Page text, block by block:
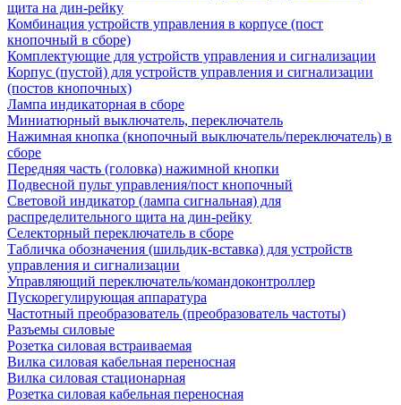
щита на дин-рейку
Комбинация устройств управления в корпусе (пост
кнопочный в сборе)
Комплектующие для устройств управления и сигнализации
Корпус (пустой) для устройств управления и сигнализации
(постов кнопочных)
Лампа индикаторная в сборе
Миниатюрный выключатель, переключатель
Нажимная кнопка (кнопочный выключатель/переключатель) в
сборе
Передняя часть (головка) нажимной кнопки
Подвесной пульт управления/пост кнопочный
Световой индикатор (лампа сигнальная) для
распределительного щита на дин-рейку
Селекторный переключатель в сборе
Табличка обозначения (шильдик-вставка) для устройств
управления и сигнализации
Управляющий переключатель/командоконтроллер
Пускорегулирующая аппаратура
Частотный преобразователь (преобразователь частоты)
Разъемы силовые
Розетка силовая встраиваемая
Вилка силовая кабельная переносная
Вилка силовая стационарная
Розетка силовая кабельная переносная